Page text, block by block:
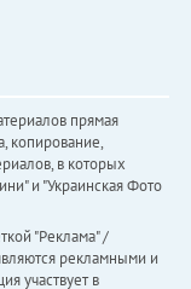
прямая
копирование,
в которых
и "Украинская Фото
"Реклама" /
рекламными и
участвует в